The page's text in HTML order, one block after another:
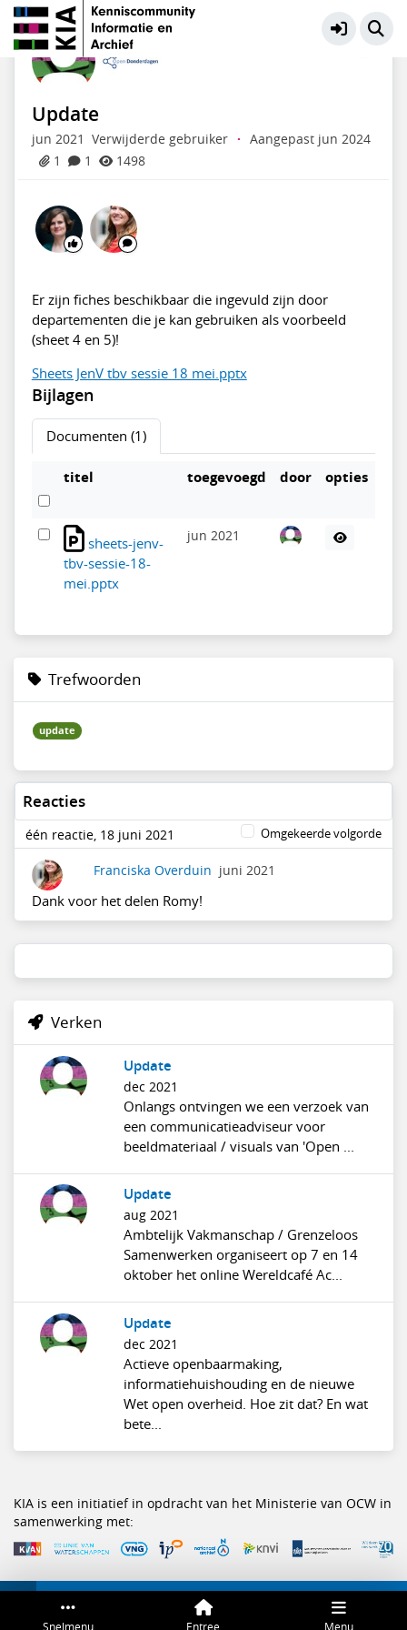
Open Donderdag Meer
Snelmenu Entree Menu
Update
jun 2021 Verwijderde gebruiker ·
Aangepast jun 2024
1
1 1498
Er zijn fiches beschikbaar die ingevuld zijn door
departementen die je kan gebruiken als voorbeeld
(sheet 4 en 5)!
Sheets JenV tbv sessie 18 mei.pptx
Bijlagen
Documenten (1)
titel toegevoegd door opties
sheets-jenv-
tbv-sessie-18-
mei.pptx
jun 2021
Trefwoorden
update
Reacties
één reactie, 18 juni 2021 Omgekeerde volgorde
Franciska Overduin juni 2021
Dank voor het delen Romy!
Verken
Update
dec 2021
Onlangs ontvingen we een verzoek van
een communicatieadviseur voor
beeldmateriaal / visuals van 'Open ...
Update
aug 2021
Ambtelijk Vakmanschap / Grenzeloos
Samenwerken organiseert op 7 en 14
oktober het online Wereldcafé Ac...
Update
dec 2021
Actieve openbaarmaking,
informatiehuishouding en de nieuwe
Wet open overheid. Hoe zit dat? En wat
bete...
KIA is een initiatief in opdracht van het Ministerie van OCW in
samenwerking met:
Service & help Sneltoetsen